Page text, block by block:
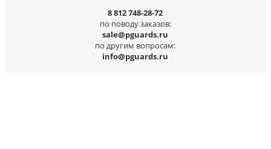
8 812 748-28-72
по поводу заказов:
sale@pguards.ru
по другим вопросам:
info@pguards.ru